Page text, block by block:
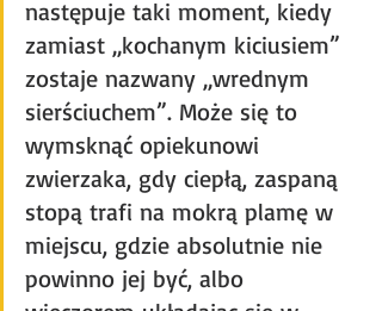
następuje taki moment, kiedy
zamiast „kochanym kiciusiem”
zostaje nazwany „wrednym
sierściuchem”. Może się to
wymsknąć opiekunowi
zwierzaka, gdy ciepłą, zaspaną
stopą trafi na mokrą plamę w
miejscu, gdzie absolutnie nie
powinno jej być, albo